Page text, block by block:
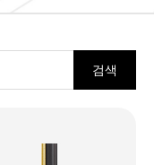
검색